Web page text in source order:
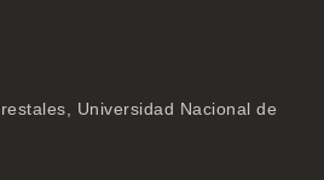
Universidad Nacional de